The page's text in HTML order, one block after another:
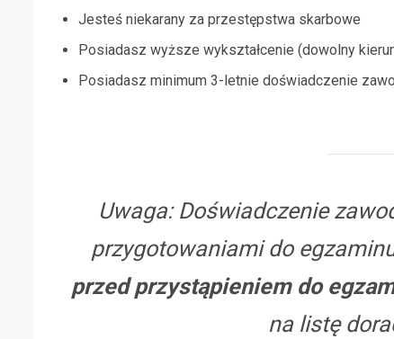
Jesteś niekarany za przestępstwa skarbowe
Posiadasz wyższe wykształcenie (dowolny
Posiadasz minimum 3-letnie doświadczenie
Uwaga: Doświadczenie
przygotowaniami do
przed przystąpieniem do
na listę